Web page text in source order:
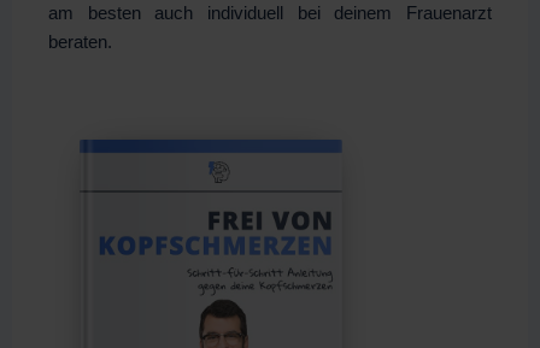
am besten auch individuell bei deinem Frauenarzt
beraten.